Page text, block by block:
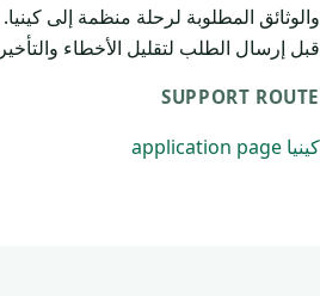
والوثائق المطلوبة لرحلة منظمة إلى كينيا.
قبل إرسال الطلب لتقليل الأخطاء
SUPPORT ROUTE
كينيا application page